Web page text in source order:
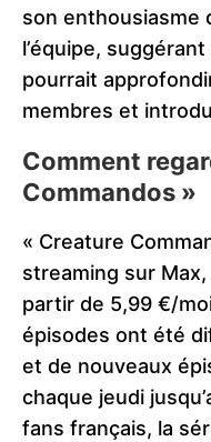
son enthousiasme
l’équipe,
pourrait
membres et
Comment
Commandos »
« Creature
streaming sur
partir de 5,99 €/
épisodes ont été
et de nouveaux
chaque jeudi
fans français, la